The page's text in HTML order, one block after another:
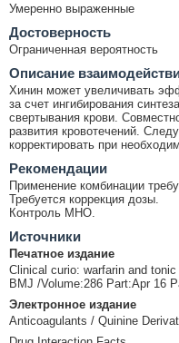
Умеренно выраженные
Достоверность
Ограниченная вероятность
Описание
Хинин может увеличивать
за счет ингибирования
свертывания крови.
развития кровотечений.
корректировать при
Рекомендации
Применение комбинации
Требуется коррекция дозы.
Контроль МНО.
Источники
Печатное издание
Clinical curio: warfarin and tonic
BMJ /Volume:286 Part:Apr 16
Электронное издание
Anticoagulants / Quinine